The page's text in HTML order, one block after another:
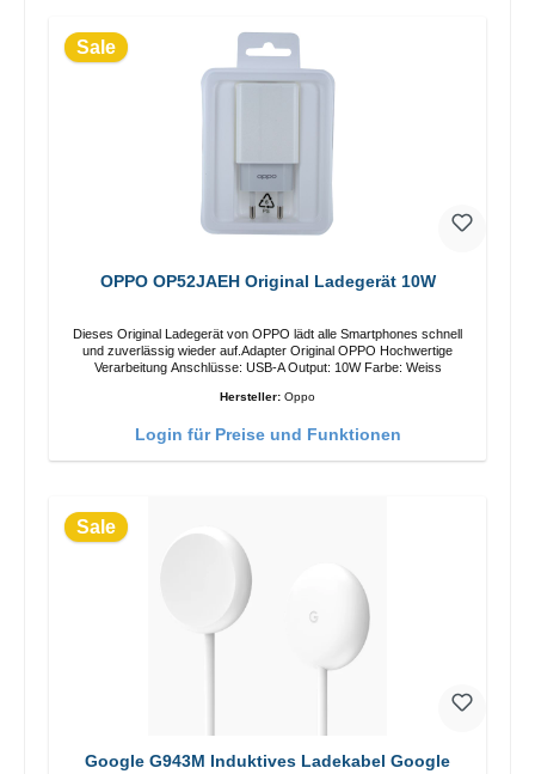
Sale
OPPO OP52JAEH Original Ladegerät 10W
Dieses Original Ladegerät von OPPO lädt alle Smartphones schnell
und zuverlässig wieder auf.Adapter Original OPPO Hochwertige
Verarbeitung Anschlüsse: USB-A Output: 10W Farbe: Weiss
Hersteller: Oppo
Login für Preise und Funktionen
Sale
Google G943M Induktives Ladekabel Google